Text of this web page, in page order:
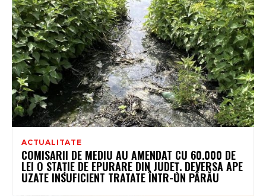
ACTUALITATE
COMISARII DE MEDIU AU AMENDAT CU 60.000 DE
LEI O STAȚIE DE EPURARE DIN JUDEȚ. DEVERSA APE
UZATE INSUFICIENT TRATATE ÎNTR-UN PÂRĂU